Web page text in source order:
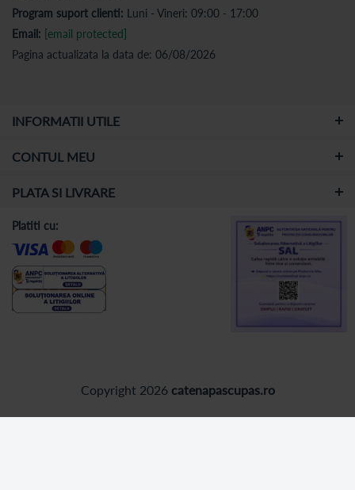
Program suport clienti: Luni - Vineri: 09:00 - 17:00
Email: [email protected]
Pagina actualizata la data de: 06/08/2026
INFORMATII UTILE
CONTUL MEU
PLATA SI LIVRARE
Copyright 2026 catenapascupas.ro
Platiti cu: